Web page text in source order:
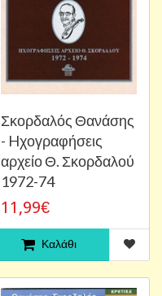
Σκορδαλός Θανάσης
- Hχογραφήσεις
αρχείο Θ. Σκορδαλού
1972-74
11,99€
Καλάθι